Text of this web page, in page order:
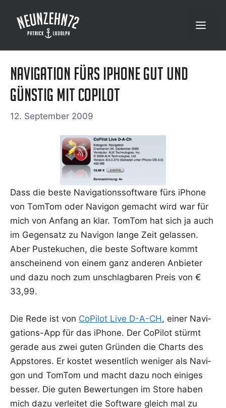
Inhalt
springen
Menü
Navigation fürs iPhone gut und
günstig mit CoPilot
12. September 2009
Dass die bes­te Navi­ga­ti­ons­soft­ware fürs iPho­ne
von Tom­Tom oder Navi­gon gemacht wird war für
mich von Anfang an klar. Tom­Tom hat sich ja auch
im Gegen­satz zu Navi­gon lan­ge Zeit gelas­sen.
Aber Pus­te­ku­chen, die bes­te Soft­ware kommt
anschei­nend von einem ganz ande­ren Anbie­ter
und dazu noch zum unschlag­ba­ren Preis von €
33,99.
Die Rede ist von CoPi­lot Live D-A-CH, einer Navi­
ga­ti­ons-App für das iPho­ne. Der CoPi­lot stürmt
gera­de aus zwei guten Grün­den die Charts des
Apps­to­res. Er kos­tet wesent­lich weni­ger als Navi­
gon und Tom­Tom und macht dazu noch eini­ges
bes­ser. Die guten Bewer­tun­gen im Store haben
mich dazu ver­lei­tet die Soft­ware gleich mal zu